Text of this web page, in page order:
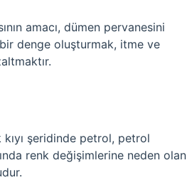
amacı, dümen pervanesini
bir denge oluşturmak, itme ve
şeridinde petrol, petrol
renk değişimlerine neden olan